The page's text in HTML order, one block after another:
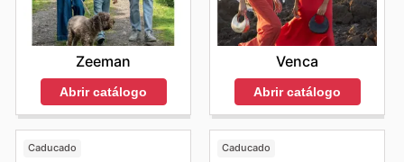
Zeeman
Abrir catálogo
Venca
Abrir catálogo
Caducado Caducado